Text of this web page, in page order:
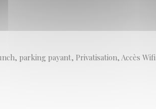
parking payant, Privatisation, Accès Wifi